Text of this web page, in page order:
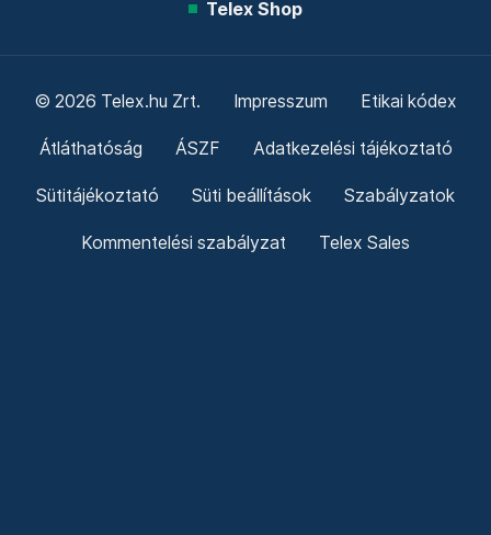
Telex Shop
© 2026 Telex.hu Zrt. Impresszum Etikai kódex
Átláthatóság ÁSZF Adatkezelési tájékoztató
Sütitájékoztató Süti beállítások Szabályzatok
Kommentelési szabályzat Telex Sales